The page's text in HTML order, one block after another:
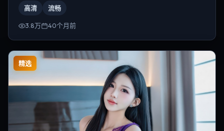
高清 流畅
3.8万 40个月前
精选